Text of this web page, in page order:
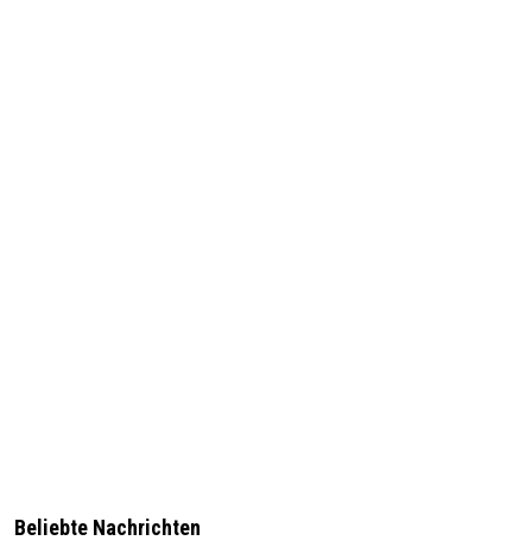
Beliebte Nachrichten